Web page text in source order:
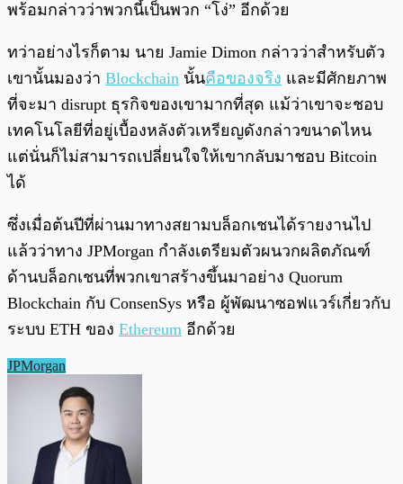
พร้อมกล่าวว่าพวกนี้เป็นพวก “โง่” อีกด้วย
ทว่าอย่างไรก็ตาม นาย Jamie Dimon กล่าวว่าสำหรับตัว
เขานั้นมองว่า Blockchain นั้นคือของจริง และมีศักยภาพ
ที่จะมา disrupt ธุรกิจของเขามากที่สุด แม้ว่าเขาจะชอบ
เทคโนโลยีที่อยู่เบื้องหลังตัวเหรียญดังกล่าวขนาดไหน
แต่นั่นก็ไม่สามารถเปลี่ยนใจให้เขากลับมาชอบ Bitcoin
ได้
ซึ่งเมื่อต้นปีที่ผ่านมาทางสยามบล็อกเชนได้รายงานไป
แล้วว่าทาง JPMorgan กำลังเตรียมตัวผนวกผลิตภัณฑ์
ด้านบล็อกเชนที่พวกเขาสร้างขึ้นมาอย่าง Quorum
Blockchain กับ ConsenSys หรือ ผู้พัฒนาซอฟแวร์เกี่ยวกับ
ระบบ ETH ของ Ethereum อีกด้วย
JPMorgan